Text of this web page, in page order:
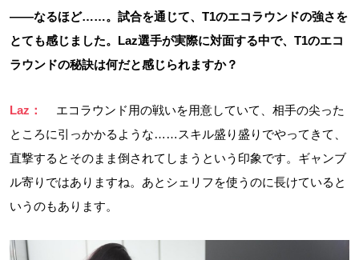
――なるほど……。試合を通じて、T1のエコラウンドの強さを
とても感じました。Laz選手が実際に対面する中で、T1のエコ
ラウンドの秘訣は何だと感じられますか？
Laz：
エコラウンド用の戦いを用意していて、相手の尖った
ところに引っかかるような……スキル盛り盛りでやってきて、
直撃するとそのまま倒されてしまうという印象です。ギャンブ
ル寄りではありますね。あとシェリフを使うのに長けていると
いうのもあります。